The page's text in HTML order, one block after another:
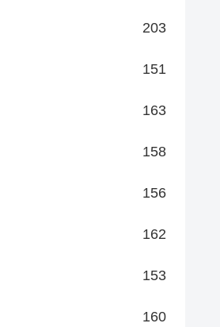
203
151
163
158
156
162
153
160